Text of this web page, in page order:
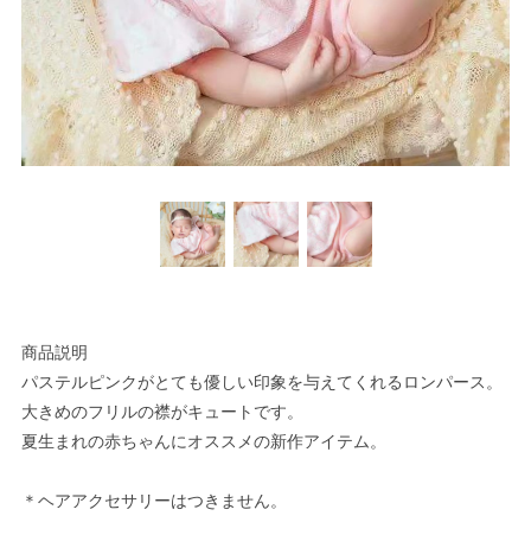
商品説明
パステルピンクがとても優しい印象を与えてくれるロンパース。
大きめのフリルの襟がキュートです。
夏生まれの赤ちゃんにオススメの新作アイテム。
＊ヘアアクセサリーはつきません。